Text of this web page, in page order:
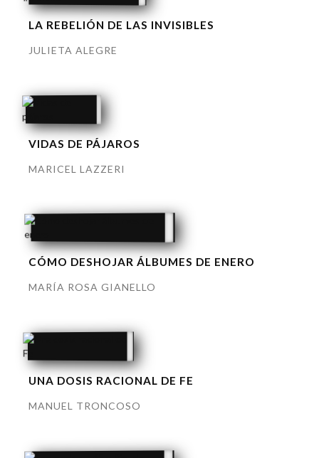
LA REBELIÓN DE LAS INVISIBLES
JULIETA ALEGRE
VIDAS DE PÁJAROS
MARICEL LAZZERI
CÓMO DESHOJAR ÁLBUMES DE ENERO
MARÍA ROSA GIANELLO
UNA DOSIS RACIONAL DE FE
MANUEL TRONCOSO